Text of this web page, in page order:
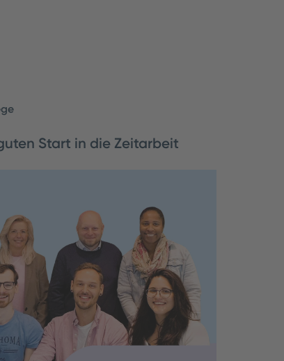
Start in die Zeitarbeit
das Team der Personalbetreuung
einen gelungenen Start g…